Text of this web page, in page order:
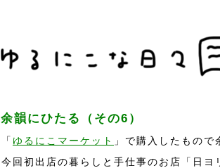
余韻にひたる（その6）
「 ゆるにこマーケット
」で購入したもので
今回初出店の暮らしと手仕事のお店「日